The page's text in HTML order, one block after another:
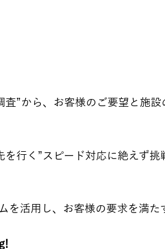
”から、お客様のご要望と施
行く”スピード対応に絶えず
を活用し、お客様の要求を満た